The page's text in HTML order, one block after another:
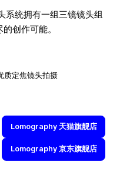
统拥有一组三镜镜头组
创作可能。
质定焦镜头拍摄
Lomography 天猫旗舰店
Lomography 京东旗舰店